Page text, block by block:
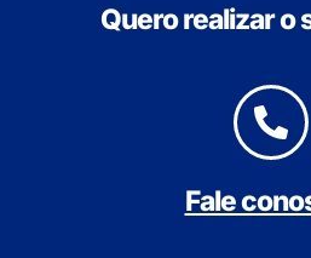
Quero realizar o
Fale